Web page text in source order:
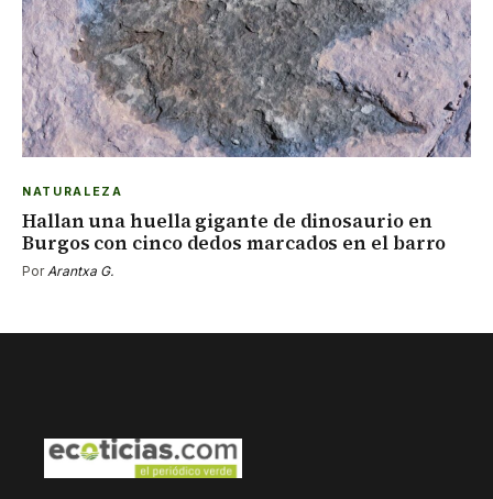
NATURALEZA
Hallan una huella gigante de dinosaurio en
Burgos con cinco dedos marcados en el barro
PorArantxa G.